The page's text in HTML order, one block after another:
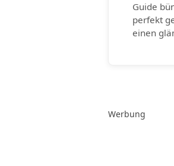
Guide
perfekt
einen
Werbung